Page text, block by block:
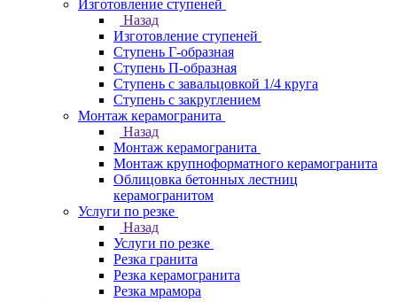
Изготовление ступеней
Назад
Изготовление ступеней
Ступень Г-образная
Ступень П-образная
Ступень с завальцовкой 1/4 круга
Ступень с закруглением
Монтаж керамогранита
Назад
Монтаж керамогранита
Монтаж крупноформатного керамогранита
Облицовка бетонных лестниц
керамогранитом
Услуги по резке
Назад
Услуги по резке
Резка гранита
Резка керамогранита
Резка мрамора